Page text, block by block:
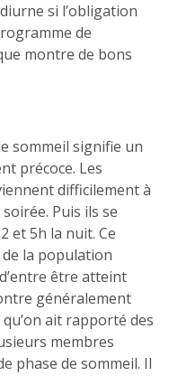
si l’obligation
de
montre de bons
sommeil signifie un
précoce. Les
difficilement à
Puis ils se
et 5h la nuit. Ce
la population
être atteint
généralement
ait rapporté des
membres
phase de sommeil. Il